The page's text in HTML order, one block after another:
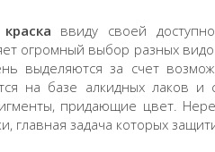
ввиду своей
огромный выбор разных
выделяются за счет
на базе алкидных лаков
придающие цвет.
главная задача которых